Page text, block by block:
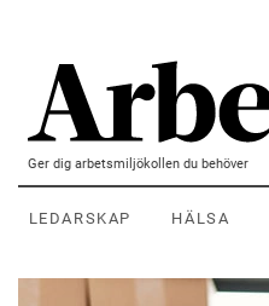
Ger dig arbetsmiljökollen du behöver
LEDARSKAP HÄLSA